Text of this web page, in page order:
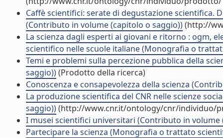
Caffè scientifici: serate di degustazione
(Contributo in volume (capitolo o saggio))(http://
La scienza dagli esperti ai giovani e ritorno : ogm,
scientifico nelle scuole italiane (Monografia o
Temi e problemi sulla percezione pubblica della
saggio))(Prodotto della ricerca)
Conoscenza e consapevolezza della scienza
La produzione scientifica del CNR nelle scienze
saggio))(http://www.cnr.it/ontology/cnr/individuo/
I musei scientifici universitari (Contributo in volume
Partecipare la scienza (Monografia o trattato